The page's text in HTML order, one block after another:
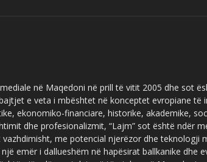
në Maqedoni në prill të vitit 2005 dhe sot
e veta i mbështet në konceptet evropiane
ekonomiko-financiare, historike, akademike,
dhe profesionalizmit, “Lajm” sot është ndër
me potencial njerëzor dhe teknologji
emër i dallueshëm në hapësirat ballkanike dhe